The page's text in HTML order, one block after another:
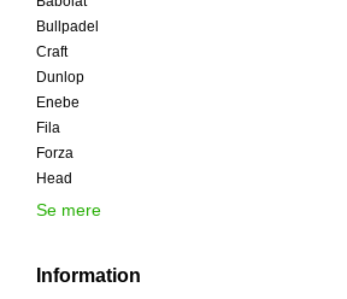
Bullpadel
Craft
Dunlop
Enebe
Fila
Forza
Head
Se mere
Information